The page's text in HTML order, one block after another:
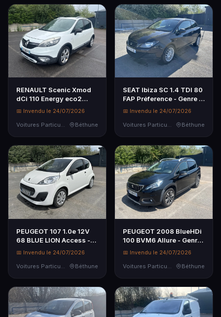
RENAULT Scenic Xmod
dCi 110 Energy eco2
Bose Edition - Genre : VP
Energie : GO - Couleur :
📅 Invendu le 24/07/2026
Voitures Particulières
Béthune
SEAT Ibiza SC 1.4 TDI 80
FAP Préference - Genre :
VP - Carrosserie : CI -
NOIR - Kilométrage...
📅 Invendu le 24/07/2026
Voitures Particulières
Béthune
PEUGEOT 107 1.0e 12V
68 BLUE LION Access -
Genre : VP - Carrosserie :
Couleur : BLANC -
📅 Invendu le 24/07/2026
Béthune
PEUGEOT 2008 BlueHDi
100 BVM6 Allure - Genre :
VP - Carrosserie : BREAK
NOIR - Kilométrage...
📅 Invendu le 24/07/2026
Béthune